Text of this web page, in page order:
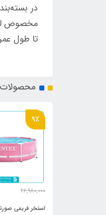
در
مخصوص
تا طول
9٪
26,980,000
24,800,000 تومان استخر فریمی